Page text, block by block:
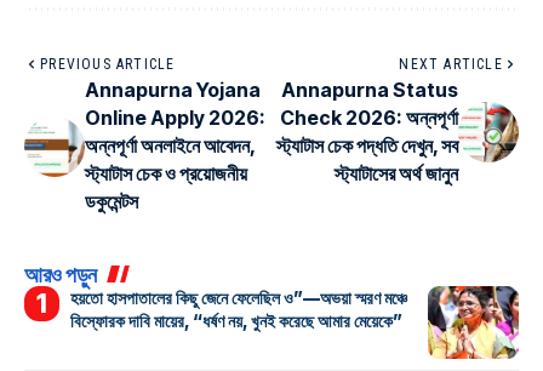
PREVIOUS ARTICLE
Annapurna Yojana
Online Apply 2026:
অন্নপূর্ণা অনলাইনে আবেদন,
স্ট্যাটাস চেক ও প্রয়োজনীয়
ডকুমেন্টস
NEXT ARTICLE
Annapurna Status
Check 2026: অন্নপূর্ণা
স্ট্যাটাস চেক পদ্ধতি দেখুন, সব
স্ট্যাটাসের অর্থ জানুন
আরও পড়ুন
হয়তো হাসপাতালের কিছু জেনে ফেলেছিল ও”—অভয়া স্মরণ মঞ্চে
বিস্ফোরক দাবি মায়ের, “ধর্ষণ নয়, খুনই করেছে আমার মেয়েকে”